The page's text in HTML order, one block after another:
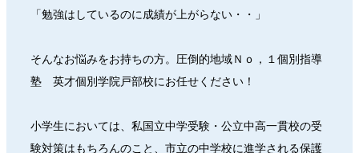
「勉強はしているのに成績が上がらない・・」
そんなお悩みをお持ちの方。圧倒的地域Ｎｏ，１個別指導
塾 英才個別学院戸部校にお任せください！
小学生においては、私国立中学受験・公立中高一貫校の受
験対策はもちろんのこと、市立の中学校に進学される保護